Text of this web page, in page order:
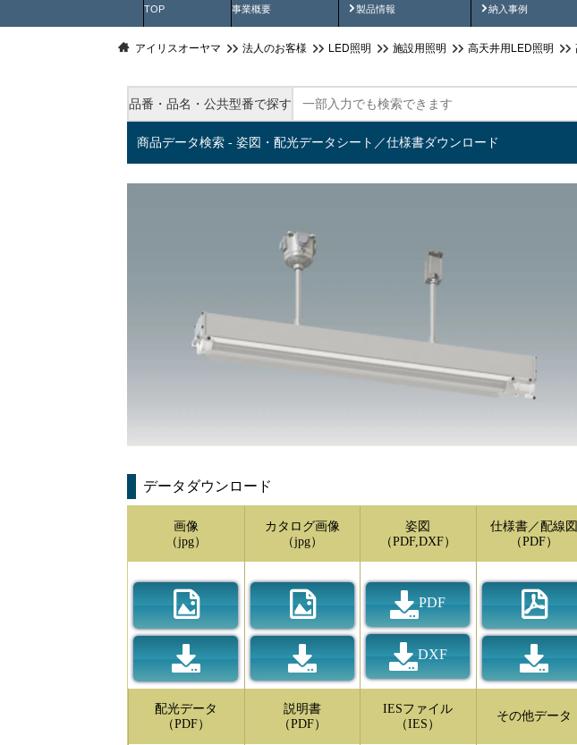
TOP 事業概要 製品情報
製品動画 納入事例
納入事例動画
アイリスオーヤマ 法人のお客様 LED照明 施設用照明 高天井用LED照明
品番・品名・公共型番で探す
商品データ検索 - 姿図・配光データシート／仕様書ダウンロード
データダウンロード
画像
（jpg）
カタログ画像
（jpg）
姿図
（PDF,DXF）
PDF
DXF
仕様書／配線図
（PDF）
配光データ
（PDF）
説明書
（PDF）
IESファイル
（IES）
その他データ